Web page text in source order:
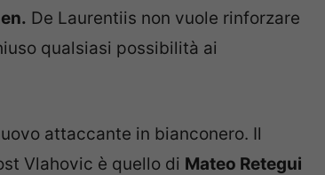
De Laurentiis non vuole rinforzare
qualsiasi possibilità ai
attaccante in bianconero. Il
Vlahovic è quello di Mateo Retegui